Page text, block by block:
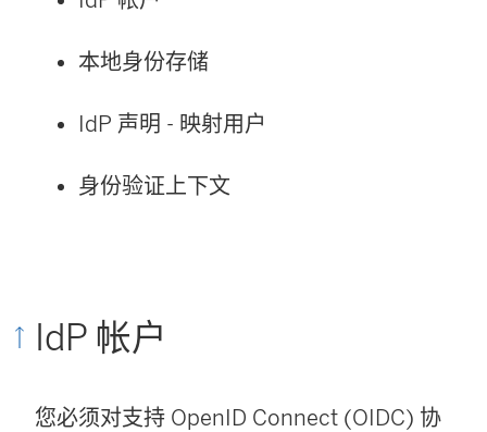
本地身份存储
IdP 声明 - 映射用户
身份验证上下文
IdP 帐户
您必须对支持 OpenID Connect (OIDC) 协